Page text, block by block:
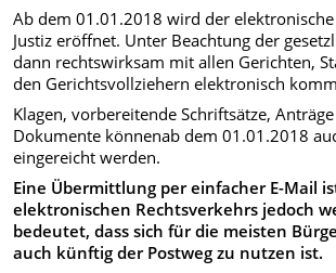
Ab dem 01.01.2018 wird der
Justiz eröffnet. Unter Beachtung der
dann rechtswirksam mit allen Gerichten,
den Gerichtsvollziehern elektronisch
Klagen, vorbereitende Schriftsätze,
Dokumente könnenab dem 01.01.2018
eingereicht werden.
Eine Übermittlung per einfacher E-Mail
elektronischen Rechtsverkehrs jedoch
bedeutet, dass sich für die meisten
auch künftig der Postweg zu nutzen ist.